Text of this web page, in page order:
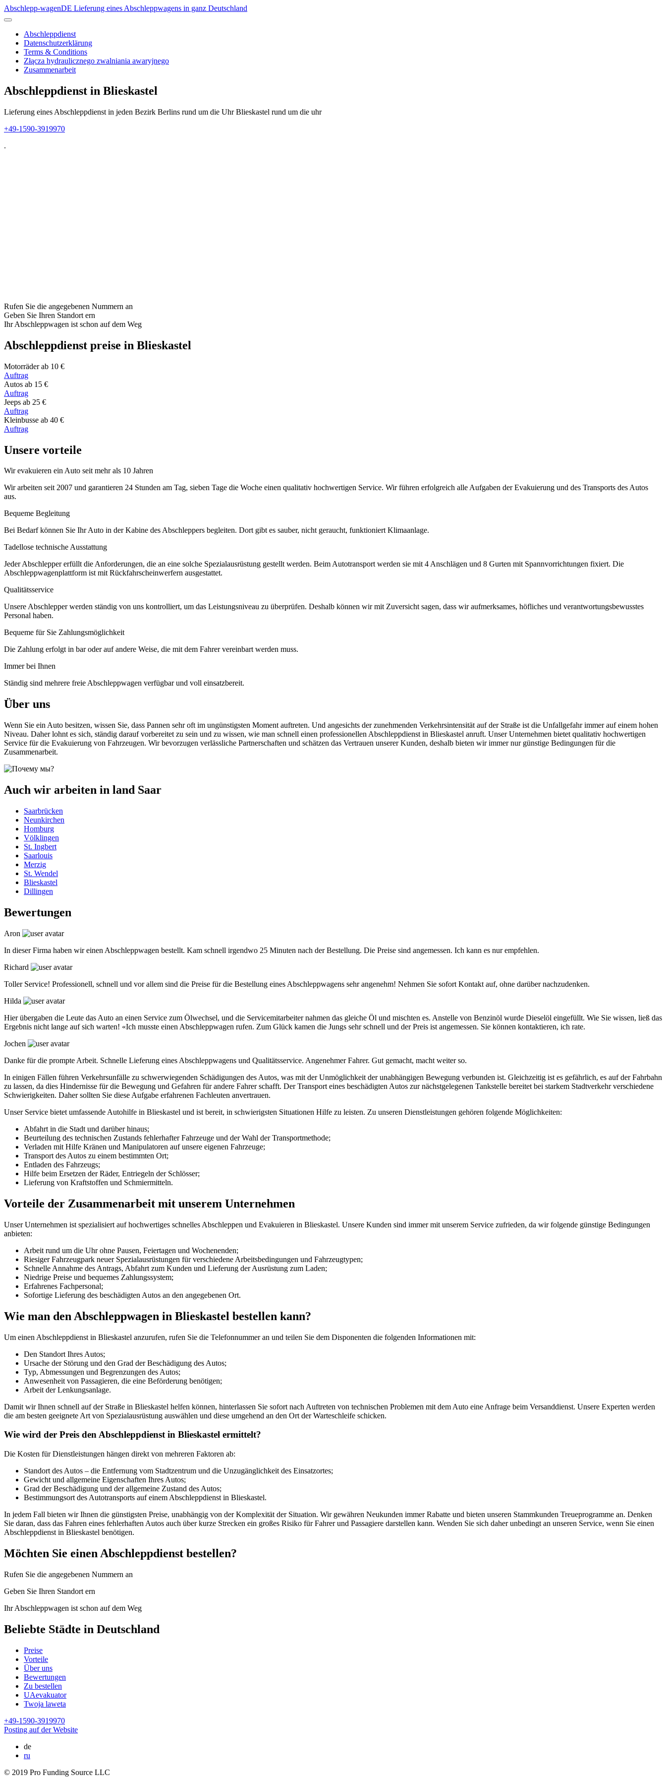
Abschlepp-wagenDE Lieferung eines Abschleppwagens in ganz Deutschland
Abschleppdienst
Datenschutzerklärung
Terms & Conditions
Złącza hydraulicznego zwalniania awaryjnego
Zusammenarbeit
Abschleppdienst in Blieskastel
Lieferung eines Abschleppdienst in jeden Bezirk Berlins rund um die Uhr Blieskastel rund um die uhr
+49-1590-3919970
.
Rufen Sie die angegebenen Nummern an
Geben Sie Ihren Standort ern
Ihr Abschleppwagen ist schon auf dem Weg
Abschleppdienst preise in Blieskastel
Motorräder ab 10 €
Auftrag
Autos ab 15 €
Auftrag
Jeeps ab 25 €
Auftrag
Kleinbusse ab 40 €
Auftrag
Unsere vorteile
Wir evakuieren ein Auto seit mehr als 10 Jahren
Wir arbeiten seit 2007 und garantieren 24 Stunden am Tag, sieben Tage die Woche einen qualitativ hochwertigen Service. Wir führen erfolgreich alle Aufgaben der Evakuierung und des Transports des Autos
aus.
Bequeme Begleitung
Bei Bedarf können Sie Ihr Auto in der Kabine des Abschleppers begleiten. Dort gibt es sauber, nicht geraucht, funktioniert Klimaanlage.
Tadellose technische Ausstattung
Jeder Abschlepper erfüllt die Anforderungen, die an eine solche Spezialausrüstung gestellt werden. Beim Autotransport werden sie mit 4 Anschlägen und 8 Gurten mit Spannvorrichtungen fixiert. Die
Abschleppwagenplattform ist mit Rückfahrscheinwerfern ausgestattet.
Qualitätsservice
Unsere Abschlepper werden ständig von uns kontrolliert, um das Leistungsniveau zu überprüfen. Deshalb können wir mit Zuversicht sagen, dass wir aufmerksames, höfliches und verantwortungsbewusstes
Personal haben.
Bequeme für Sie Zahlungsmöglichkeit
Die Zahlung erfolgt in bar oder auf andere Weise, die mit dem Fahrer vereinbart werden muss.
Immer bei Ihnen
Ständig sind mehrere freie Abschleppwagen verfügbar und voll einsatzbereit.
Über uns
Wenn Sie ein Auto besitzen, wissen Sie, dass Pannen sehr oft im ungünstigsten Moment auftreten. Und angesichts der zunehmenden Verkehrsintensität auf der Straße ist die Unfallgefahr immer auf einem hohen
Niveau. Daher lohnt es sich, ständig darauf vorbereitet zu sein und zu wissen, wie man schnell einen professionellen Abschleppdienst in Blieskastel anruft. Unser Unternehmen bietet qualitativ hochwertigen
Service für die Evakuierung von Fahrzeugen. Wir bevorzugen verlässliche Partnerschaften und schätzen das Vertrauen unserer Kunden, deshalb bieten wir immer nur günstige Bedingungen für die
Zusammenarbeit.
Auch wir arbeiten in land Saar
Saarbrücken
Neunkirchen
Homburg
Völklingen
St. Ingbert
Saarlouis
Merzig
St. Wendel
Blieskastel
Dillingen
Bewertungen
Aron
In dieser Firma haben wir einen Abschleppwagen bestellt. Kam schnell irgendwo 25 Minuten nach der Bestellung. Die Preise sind angemessen. Ich kann es nur empfehlen.
Richard
Toller Service! Professionell, schnell und vor allem sind die Preise für die Bestellung eines Abschleppwagens sehr angenehm! Nehmen Sie sofort Kontakt auf, ohne darüber nachzudenken.
Hilda
Hier übergaben die Leute das Auto an einen Service zum Ölwechsel, und die Servicemitarbeiter nahmen das gleiche Öl und mischten es. Anstelle von Benzinöl wurde Dieselöl eingefüllt. Wie Sie wissen, ließ das
Ergebnis nicht lange auf sich warten! «Ich musste einen Abschleppwagen rufen. Zum Glück kamen die Jungs sehr schnell und der Preis ist angemessen. Sie können kontaktieren, ich rate.
Jochen
Danke für die prompte Arbeit. Schnelle Lieferung eines Abschleppwagens und Qualitätsservice. Angenehmer Fahrer. Gut gemacht, macht weiter so.
In einigen Fällen führen Verkehrsunfälle zu schwerwiegenden Schädigungen des Autos, was mit der Unmöglichkeit der unabhängigen Bewegung verbunden ist. Gleichzeitig ist es gefährlich, es auf der Fahrbahn
zu lassen, da dies Hindernisse für die Bewegung und Gefahren für andere Fahrer schafft. Der Transport eines beschädigten Autos zur nächstgelegenen Tankstelle bereitet bei starkem Stadtverkehr verschiedene
Schwierigkeiten. Daher sollten Sie diese Aufgabe erfahrenen Fachleuten anvertrauen.
Unser Service bietet umfassende Autohilfe in Blieskastel und ist bereit, in schwierigsten Situationen Hilfe zu leisten. Zu unseren Dienstleistungen gehören folgende Möglichkeiten:
Abfahrt in die Stadt und darüber hinaus;
Beurteilung des technischen Zustands fehlerhafter Fahrzeuge und der Wahl der Transportmethode;
Verladen mit Hilfe Kränen und Manipulatoren auf unsere eigenen Fahrzeuge;
Transport des Autos zu einem bestimmten Ort;
Entladen des Fahrzeugs;
Hilfe beim Ersetzen der Räder, Entriegeln der Schlösser;
Lieferung von Kraftstoffen und Schmiermitteln.
Vorteile der Zusammenarbeit mit unserem Unternehmen
Unser Unternehmen ist spezialisiert auf hochwertiges schnelles Abschleppen und Evakuieren in Blieskastel. Unsere Kunden sind immer mit unserem Service zufrieden, da wir folgende günstige Bedingungen
anbieten:
Arbeit rund um die Uhr ohne Pausen, Feiertagen und Wochenenden;
Riesiger Fahrzeugpark neuer Spezialausrüstungen für verschiedene Arbeitsbedingungen und Fahrzeugtypen;
Schnelle Annahme des Antrags, Abfahrt zum Kunden und Lieferung der Ausrüstung zum Laden;
Niedrige Preise und bequemes Zahlungssystem;
Erfahrenes Fachpersonal;
Sofortige Lieferung des beschädigten Autos an den angegebenen Ort.
Wie man den Abschleppwagen in Blieskastel bestellen kann?
Um einen Abschleppdienst in Blieskastel anzurufen, rufen Sie die Telefonnummer an und teilen Sie dem Disponenten die folgenden Informationen mit:
Den Standort Ihres Autos;
Ursache der Störung und den Grad der Beschädigung des Autos;
Typ, Abmessungen und Begrenzungen des Autos;
Anwesenheit von Passagieren, die eine Beförderung benötigen;
Arbeit der Lenkungsanlage.
Damit wir Ihnen schnell auf der Straße in Blieskastel helfen können, hinterlassen Sie sofort nach Auftreten von technischen Problemen mit dem Auto eine Anfrage beim Versanddienst. Unsere Experten werden
die am besten geeignete Art von Spezialausrüstung auswählen und diese umgehend an den Ort der Warteschleife schicken.
Wie wird der Preis den Abschleppdienst in Blieskastel ermittelt?
Die Kosten für Dienstleistungen hängen direkt von mehreren Faktoren ab:
Standort des Autos – die Entfernung vom Stadtzentrum und die Unzugänglichkeit des Einsatzortes;
Gewicht und allgemeine Eigenschaften Ihres Autos;
Grad der Beschädigung und der allgemeine Zustand des Autos;
Bestimmungsort des Autotransports auf einem Abschleppdienst in Blieskastel.
In jedem Fall bieten wir Ihnen die günstigsten Preise, unabhängig von der Komplexität der Situation. Wir gewähren Neukunden immer Rabatte und bieten unseren Stammkunden Treueprogramme an. Denken
Sie daran, dass das Fahren eines fehlerhaften Autos auch über kurze Strecken ein großes Risiko für Fahrer und Passagiere darstellen kann. Wenden Sie sich daher unbedingt an unseren Service, wenn Sie einen
Abschleppdienst in Blieskastel benötigen.
Möchten Sie einen Abschleppdienst bestellen?
Rufen Sie die angegebenen Nummern an
Geben Sie Ihren Standort ern
Ihr Abschleppwagen ist schon auf dem Weg
Beliebte Städte in Deutschland
Preise
Vorteile
Über uns
Bewertungen
Zu bestellen
UAevakuator
Twoja laweta
+49-1590-3919970
Posting auf der Website
de
ru
© 2019 Pro Funding Source LLC